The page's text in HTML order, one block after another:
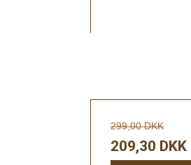
299,00 DKK
209,30 DKK